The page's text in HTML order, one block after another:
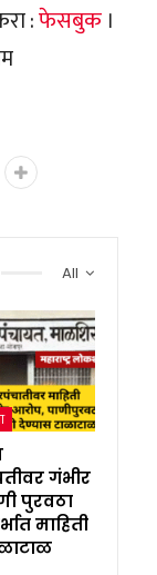
:फेसबुक ।
All
गंभीर
पुरवठा
माहिती